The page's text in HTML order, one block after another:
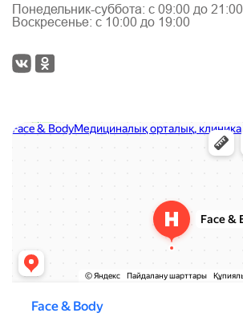
Понедельник-суббота: с 09:00 до 21:00
Воскресенье: с 10:00 до 19:00
Face & Body
Медцентр, клиника в Красноярске